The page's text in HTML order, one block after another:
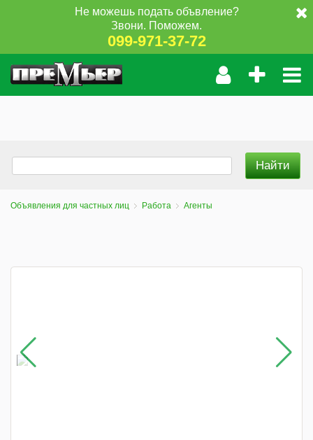
Не можешь подать объвление?
Звони. Поможем.
099-971-37-72
Объявления для частных лиц Работа Агенты